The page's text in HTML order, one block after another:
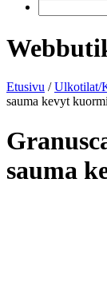
Etusivu /Ulkotilat/
sauma kevyt
sauma